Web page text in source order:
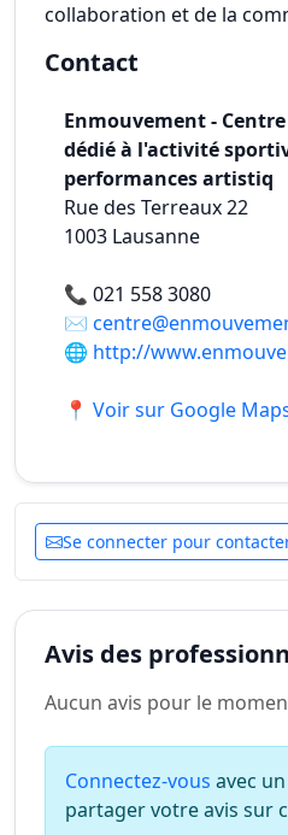
collaboration et de la
Contact
Enmouvement -
dédié à l'activité
performances artistiq
Rue des Terreaux 22
1003 Lausanne
📞 021 558 3080
✉️
🌐 http://
📍 Voir sur Google
Se connecter pour
Avis des
Aucun avis pour le
Connectez-vous avec
partager votre avis sur